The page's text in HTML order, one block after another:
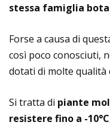
stessa famiglia
Forse a causa di
così poco conosciuti,
dotati di molte qualità
Si tratta di piante
resistere fino a -10°C